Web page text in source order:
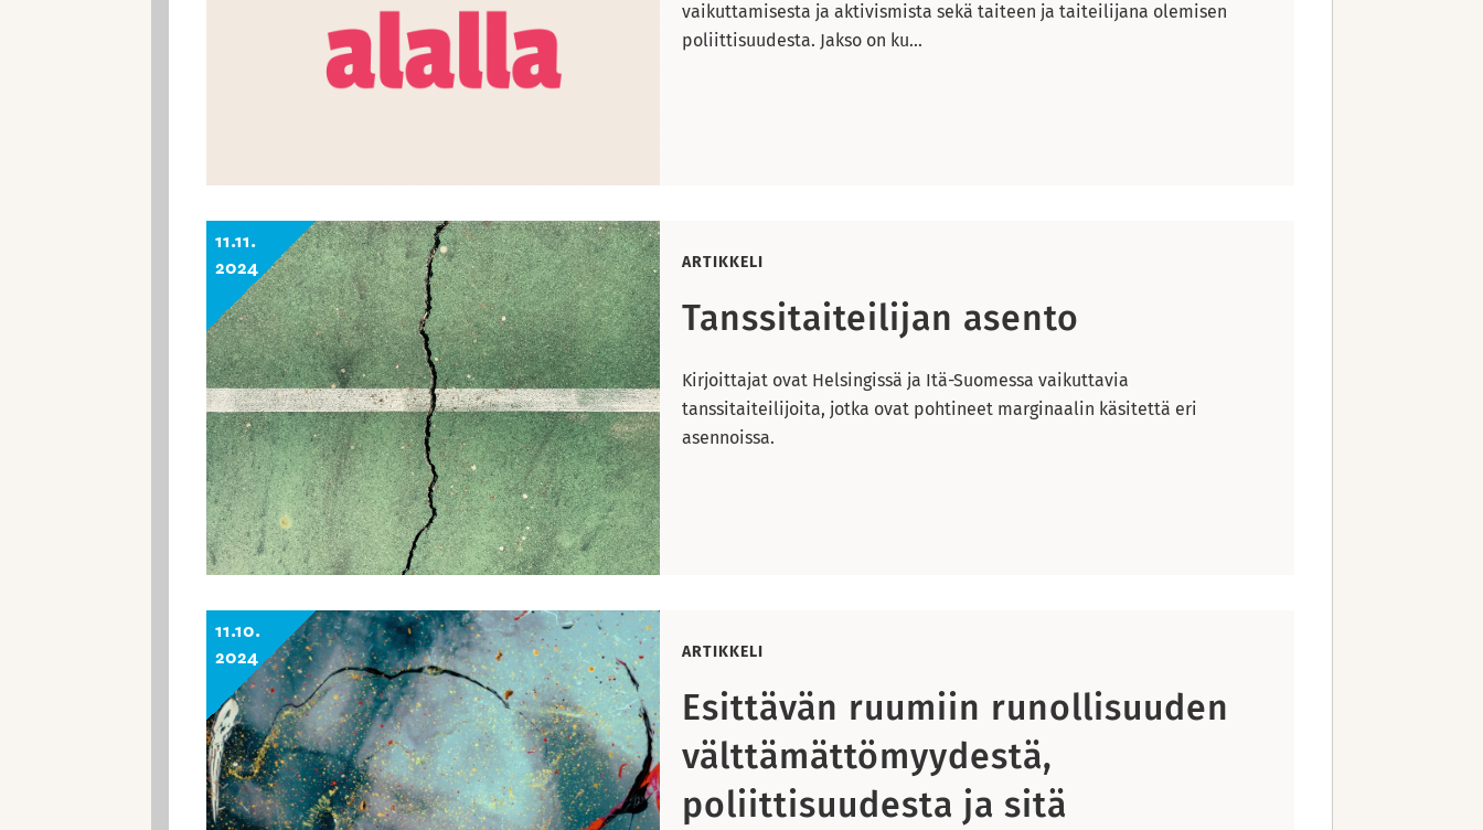
vaikuttamisesta ja aktivismista sekä taiteen ja taiteilijana olemisen
poliittisuudesta. Jakso on ku...
11.11.
2024
ARTIKKELI
Tanssitaiteilijan asento
Kirjoittajat ovat Helsingissä ja Itä-Suomessa vaikuttavia
tanssitaiteilijoita, jotka ovat pohtineet marginaalin käsitettä eri
asennoissa.
11.10.
2024
ARTIKKELI
Esittävän ruumiin runollisuuden
välttämättömyydestä,
poliittisuudesta ja sitä